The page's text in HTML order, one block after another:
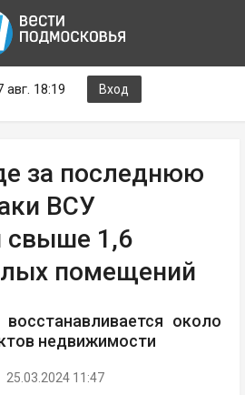
авг. 18:19 Вход
за последнюю
ВСУ
свыше 1,6
помещений
около
недвижимости
25.03.2024 11:47